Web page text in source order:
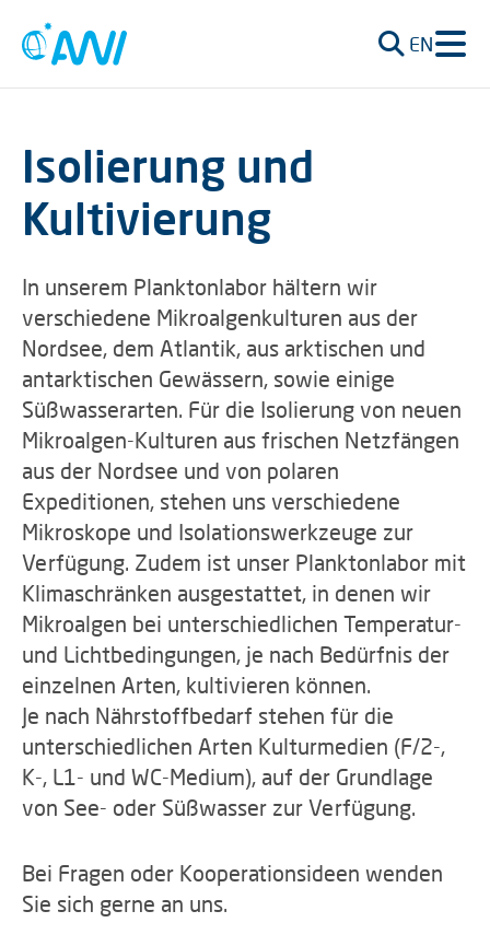
EN
Isolierung und
Kultivierung
In unserem Planktonlabor hältern wir
verschiedene Mikroalgenkulturen aus der
Nordsee, dem Atlantik, aus arktischen und
antarktischen Gewässern, sowie einige
Süßwasserarten. Für die Isolierung von neuen
Mikroalgen-Kulturen aus frischen Netzfängen
aus der Nordsee und von polaren
Expeditionen, stehen uns verschiedene
Mikroskope und Isolationswerkzeuge zur
Verfügung. Zudem ist unser Planktonlabor mit
Klimaschränken ausgestattet, in denen wir
Mikroalgen bei unterschiedlichen Temperatur-
und Lichtbedingungen, je nach Bedürfnis der
einzelnen Arten, kultivieren können.
Je nach Nährstoffbedarf stehen für die
unterschiedlichen Arten Kulturmedien (F/2-,
K-, L1- und WC-Medium), auf der Grundlage
von See- oder Süßwasser zur Verfügung.
Bei Fragen oder Kooperationsideen wenden
Sie sich gerne an uns.